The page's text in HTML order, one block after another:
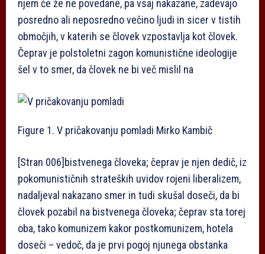
njem če že ne povedane, pa vsaj nakazane, zadevajo
posredno ali neposredno večino ljudi in sicer v tistih
območjih, v katerih se človek vzpostavlja kot človek.
Čeprav je polstoletni zagon komunistične ideologije
šel v to smer, da človek ne bi več mislil na
Figure 1. V pričakovanju pomladi Mirko Kambič
[Stran 006] bistvenega človeka; čeprav je njen dedič, iz
pokomunističnih strateških uvidov rojeni liberalizem,
nadaljeval nakazano smer in tudi skušal doseči, da bi
človek pozabil na bistvenega človeka; čeprav sta torej
oba, tako komunizem kakor postkomunizem, hotela
doseči – vedoč, da je prvi pogoj njunega obstanka